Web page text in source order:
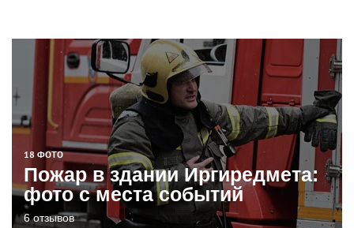
18 ФОТО
Пожар в здании Иргиредмета:
фото с места событий
6 отзывов